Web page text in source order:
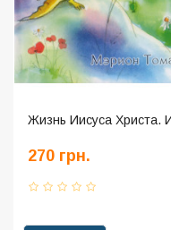
Жизнь Иисуса Христа.
270 грн.